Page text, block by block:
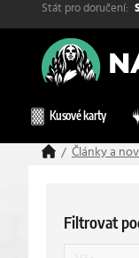
Stát pro doručení:
Kusové karty
Články a
Filtrovat